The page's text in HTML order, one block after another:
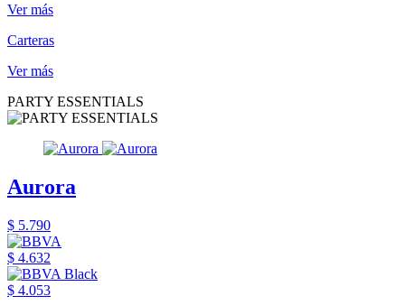
Ver más
Carteras
Ver más
PARTY ESSENTIALS
Aurora
$ 5.790
$ 4.632
$ 4.053